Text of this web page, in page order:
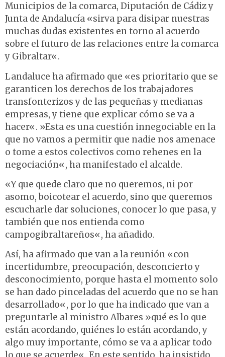
Municipios de la comarca, Diputación de Cádiz y
Junta de Andalucía «sirva para disipar nuestras
muchas dudas existentes en torno al acuerdo
sobre el futuro de las relaciones entre la comarca
y Gibraltar«.
Landaluce ha afirmado que «es prioritario que se
garanticen los derechos de los trabajadores
transfonterizos y de las pequeñas y medianas
empresas, y tiene que explicar cómo se va a
hacer«. »Esta es una cuestión innegociable en la
que no vamos a permitir que nadie nos amenace
o tome a estos colectivos como rehenes en la
negociación«, ha manifestado el alcalde.
«Y que quede claro que no queremos, ni por
asomo, boicotear el acuerdo, sino que queremos
escucharle dar soluciones, conocer lo que pasa, y
también que nos entienda como
campogibraltareños«, ha añadido.
Así, ha afirmado que van a la reunión «con
incertidumbre, preocupación, desconcierto y
desconocimiento, porque hasta el momento solo
se han dado pinceladas del acuerdo que no se han
desarrollado«, por lo que ha indicado que van a
preguntarle al ministro Albares »qué es lo que
están acordando, quiénes lo están acordando, y
algo muy importante, cómo se va a aplicar todo